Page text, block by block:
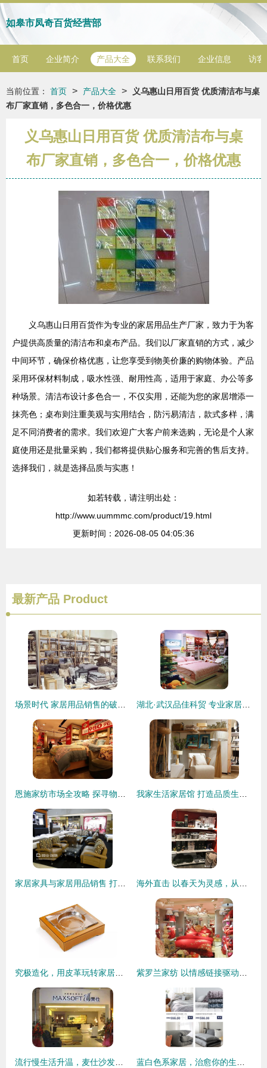
如皋市凤奇百货经营部
首页 企业简介 产品大全 联系我们 企业信息 访客
当前位置： 首页 > 产品大全 >
义乌惠山日用百货 优质清洁布与桌
布厂家直销，多色合一，价格优惠
义乌惠山日用百货 优质清洁布与桌
布厂家直销，多色合一，价格优惠
义乌惠山日用百货作为专业的家居用品生产厂家，致力于为客
户提供高质量的清洁布和桌布产品。我们以厂家直销的方式，减少
中间环节，确保价格优惠，让您享受到物美价廉的购物体验。产品
采用环保材料制成，吸水性强、耐用性高，适用于家庭、办公等多
种场景。清洁布设计多色合一，不仅实用，还能为您的家居增添一
抹亮色；桌布则注重美观与实用结合，防污易清洁，款式多样，满
足不同消费者的需求。我们欢迎广大客户前来选购，无论是个人家
庭使用还是批量采购，我们都将提供贴心服务和完善的售后支持。
选择我们，就是选择品质与实惠！
如若转载，请注明出处：
http://www.uummmc.com/product/19.html
更新时间：2026-08-05 04:05:36
最新产品 Product